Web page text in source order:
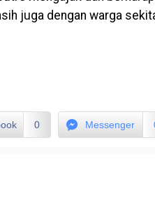
juga dengan warga
0 Messenger